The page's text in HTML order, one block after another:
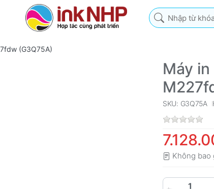
Nhập từ khóa tìm
(G3Q75A)
Máy
SKU: G3Q75A
Không bao